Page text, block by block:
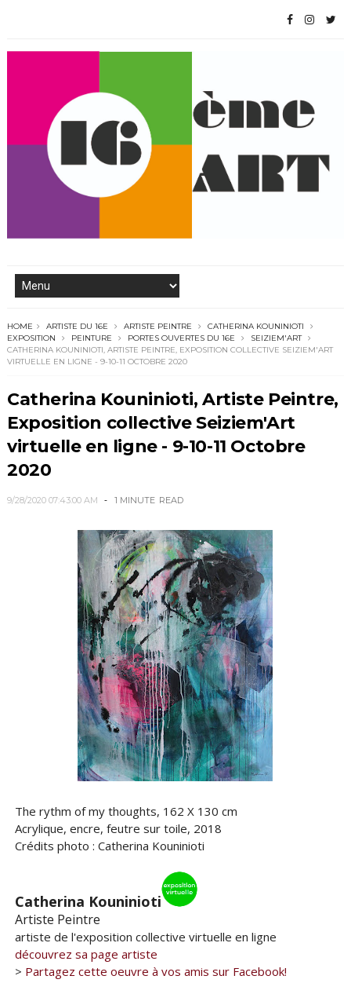
HOME ARTISTE DU 16E ARTISTE PEINTRE
CATHERINA KOUNINIOTI
EXPOSITION
PEINTURE PORTES OUVERTES DU 16E
SEIZIEM'ART
CATHERINA KOUNINIOTI, ARTISTE PEINTRE, EXPOSITION COLLECTIVE SEIZIEM'ART
VIRTUELLE EN LIGNE - 9-10-11 OCTOBRE 2020
Catherina Kouninioti, Artiste Peintre,
Exposition collective Seiziem'Art
virtuelle en ligne - 9-10-11 Octobre
2020
9/28/2020 07:43:00 AM 1 MINUTE READ
The rythm of my thoughts, 162 X 130 cm
Acrylique, encre, feutre sur toile, 2018
Crédits photo : Catherina Kouninioti
Catherina Kouninioti
Artiste Peintre
artiste de l'exposition collective virtuelle en ligne
découvrez sa page artiste
> Partagez cette oeuvre à vos amis sur Facebook!